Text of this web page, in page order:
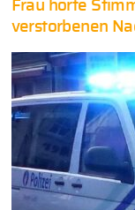
Frau hörte
verstorbenen